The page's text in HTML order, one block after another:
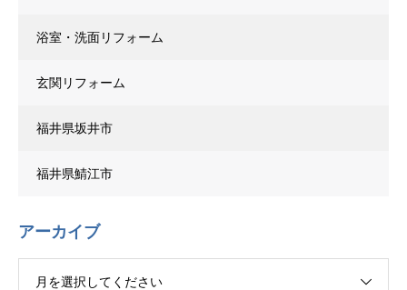
浴室・洗面リフォーム
玄関リフォーム
福井県坂井市
福井県鯖江市
アーカイブ
月を選択してください